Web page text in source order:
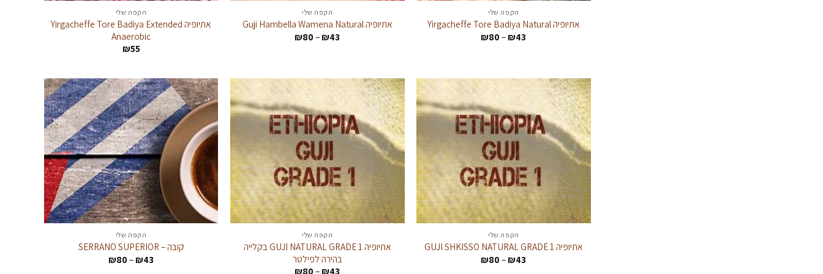
הקפה שלי
אתיופיה Yirgacheffe Tore Badiya Natural
₪43
–
₪80 טווח
הקפה שלי
אתיופיה Guji Hambella Wamena Natural
₪43
–
₪80 טווח
הקפה שלי
אתיופיה Yirgacheffe Tore Badiya Extended
Anaerobic
₪55
הקפה שלי
אתיופיה GUJI SHKISSO NATURAL GRADE 1
₪43
–
₪80 טווח
הקפה שלי
אתיופיה GUJI NATURAL GRADE 1 בקלייה
בהירה לפילטר
₪43
–
₪80 טווח
הקפה שלי
קובה – SERRANO SUPERIOR
₪43
–
₪80 טווח